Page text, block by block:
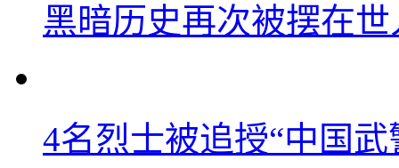
黑暗历史再次被摆在
4名烈士被追授“中国